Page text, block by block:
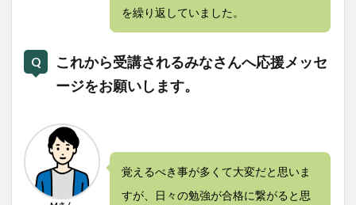
を繰り返していました。
これから受講されるみなさんへ応援メッセ
ージをお願いします。
覚えるべき事が多くて大変だと思いま
すが、日々の勉強が合格に繋がると思